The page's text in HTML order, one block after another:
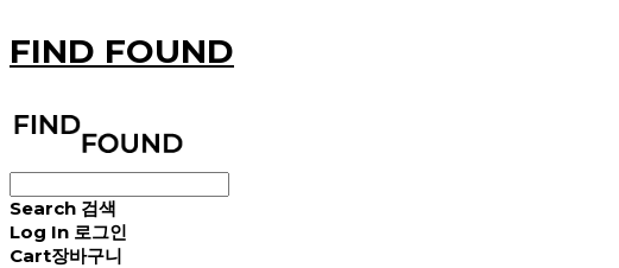
FIND FOUND
Search 검색
Log In 로그인
Cart장바구니